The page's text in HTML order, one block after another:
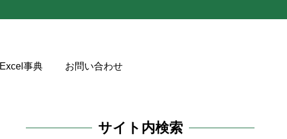
Excel事典 お問い合わせ
サイト内検索